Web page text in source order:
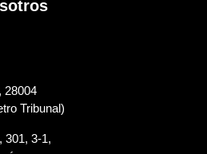
28004
Tribunal)
301, 3-1,